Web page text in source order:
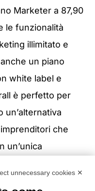
Marketer a 87,90
le funzionalità
illimitato e
un piano
white label e
è perfetto per
un’alternativa
che
un’unica
unnecessary cookies ✕